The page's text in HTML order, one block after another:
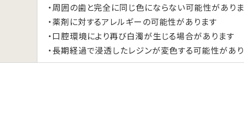
・周囲の歯と完全に同じ色にならない可能性があり
・薬剤に対するアレルギーの可能性があります
・口腔環境により再び白濁が生じる場合があります
・長期経過で浸透したレジンが変色する可能性があ